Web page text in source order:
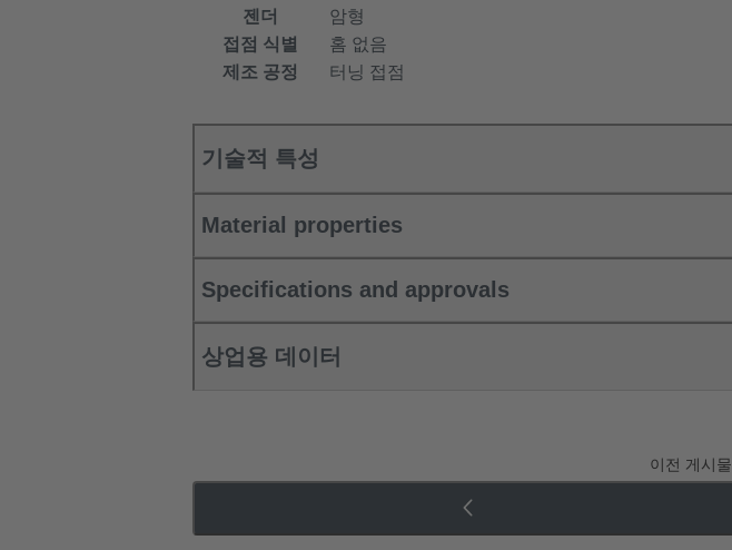
젠더
암형
접점 식별
홈 없음
제조 공정
터닝 접점
기술적 특성
Material properties
Specifications and approvals
상업용 데이터
이전 게시물